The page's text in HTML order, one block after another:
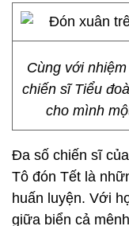
Cùng với
chiến sĩ Tiểu
cho mình
Đa số chiến sĩ
Tô đón Tết là
huấn luyện. Với
giữa biển cả